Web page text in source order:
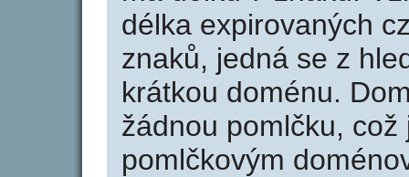
délka expirovaných
znaků, jedná se z
krátkou doménu.
žádnou pomlčku,
pomlčkovým